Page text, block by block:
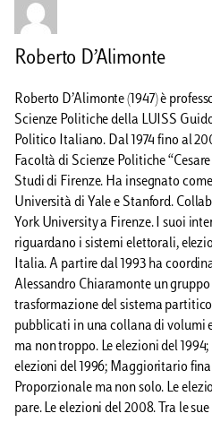
Roberto D’Alimonte
Roberto D’Alimonte (1947) è
Scienze Politiche della LUISS
Politico Italiano. Dal 1974 fino al
Facoltà di Scienze Politiche
Studi di Firenze. Ha insegnato
Università di Yale e Stanford.
York University a Firenze. I suoi
riguardano i sistemi elettorali,
Italia. A partire dal 1993 ha
Alessandro Chiaramonte un
trasformazione del sistema
pubblicati in una collana di
ma non troppo. Le elezioni del
elezioni del 1996; Maggioritario
Proporzionale ma non solo. Le
pare. Le elezioni del 2008. Tra le